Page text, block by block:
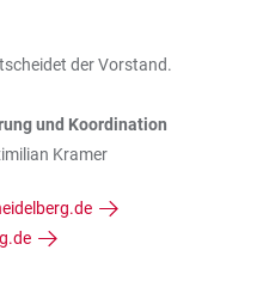
der Vorstand.
und Koordination
Kramer